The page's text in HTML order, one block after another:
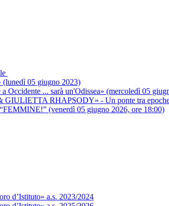
(lunedì 05 giugno 2023)
Occidente ... sarà un'Odissea» (mercoledì 05
GIULIETTA RHAPSODY» - Un ponte tra
(venerdì 05 giugno 2026, ore 18:00)
d’Istituto» a.s. 2023/2024